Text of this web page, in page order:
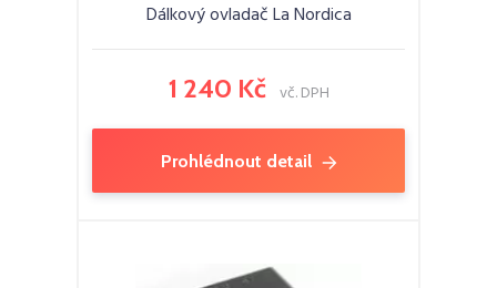
Dálkový ovladač La Nordica
1 240 Kč vč. DPH
Prohlédnout detail